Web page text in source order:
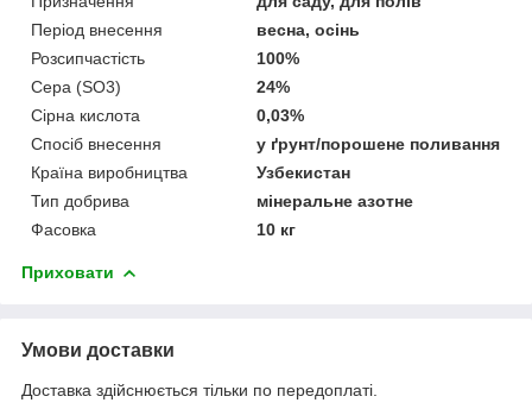
Період внесення
весна, осінь
Розсипчастість
100%
Сера (SO3)
24%
Сірна кислота
0,03%
Спосіб внесення
у ґрунт/порошене поливання
Країна виробництва
Узбекистан
Тип добрива
мінеральне азотне
Фасовка
10 кг
Приховати
Умови доставки
Доставка здійснюється тільки по передоплаті.